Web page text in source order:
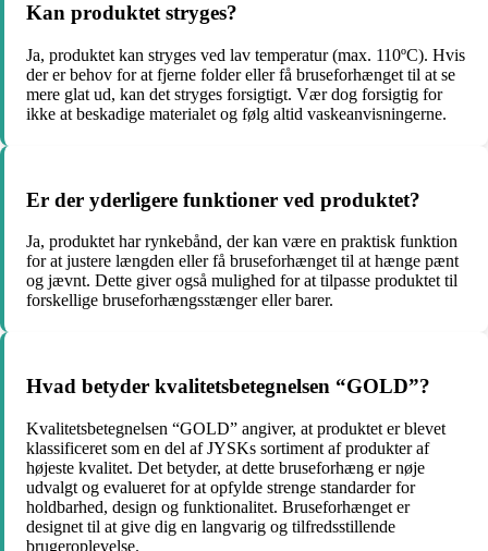
Kan produktet stryges?
Ja, produktet kan stryges ved lav temperatur (max. 110ºC). Hvis
der er behov for at fjerne folder eller få bruseforhænget til at se
mere glat ud, kan det stryges forsigtigt. Vær dog forsigtig for
ikke at beskadige materialet og følg altid vaskeanvisningerne.
Er der yderligere funktioner ved produktet?
Ja, produktet har rynkebånd, der kan være en praktisk funktion
for at justere længden eller få bruseforhænget til at hænge pænt
og jævnt. Dette giver også mulighed for at tilpasse produktet til
forskellige bruseforhængsstænger eller barer.
Hvad betyder kvalitetsbetegnelsen “GOLD”?
Kvalitetsbetegnelsen “GOLD” angiver, at produktet er blevet
klassificeret som en del af JYSKs sortiment af produkter af
højeste kvalitet. Det betyder, at dette bruseforhæng er nøje
udvalgt og evalueret for at opfylde strenge standarder for
holdbarhed, design og funktionalitet. Bruseforhænget er
designet til at give dig en langvarig og tilfredsstillende
brugeroplevelse.